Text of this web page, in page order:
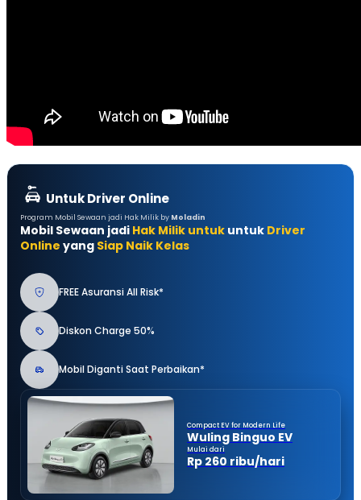
Untuk Driver Online
Program Mobil Sewaan jadi Hak Milik by Moladin
Mobil Sewaan jadi Hak Milik untuk untuk Driver
Online yang Siap Naik Kelas
FREE Asuransi All Risk*
Diskon Charge 50%
Mobil Diganti Saat Perbaikan*
Compact EV for Modern Life
Wuling Binguo EV
Mulai dari
Rp 260 ribu/hari